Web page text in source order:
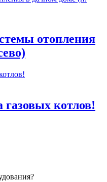
отопления
газовых котлов!